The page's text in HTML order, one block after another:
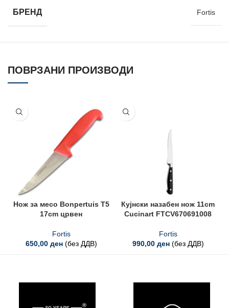
БРЕНД Fortis
ПОВРЗАНИ ПРОИЗВОДИ
Нож за месо Bonpertuis T5
17cm црвен
Fortis
650,00 ден (без ДДВ)
Кујнски назабен нож 11cm
Cucinart FTCV670691008
Fortis
990,00 ден (без ДДВ)